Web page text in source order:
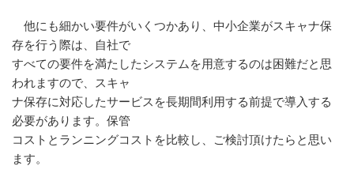
他にも細かい要件がいくつかあり、中小企業がスキャナ保
存を行う際は、自社で
すべての要件を満たしたシステムを用意するのは困難だと思
われますので、スキャ
ナ保存に対応したサービスを長期間利用する前提で導入する
必要があります。保管
コストとランニングコストを比較し、ご検討頂けたらと思い
ます。